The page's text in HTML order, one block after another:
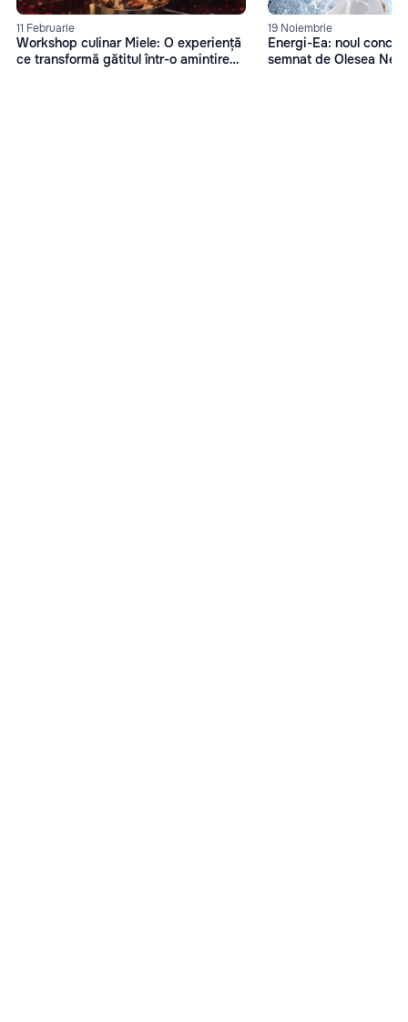
11 Februarie
Workshop culinar Miele: O experiență
ce transformă gătitul într-o amintire
19 Noiembrie
Energi-Ea: noul
semnat de Olesea